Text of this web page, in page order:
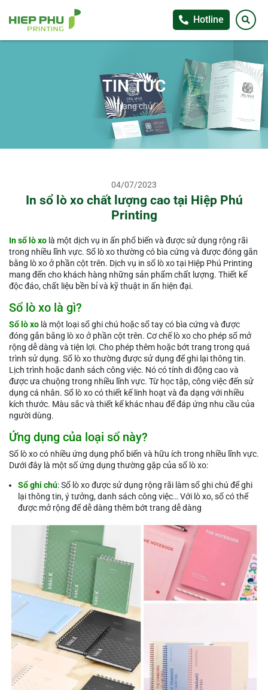
Hotline
TIN TỨC
Trang chủ
04/07/2023
In sổ lò xo chất lượng cao tại Hiệp Phú
Printing
In sổ lò xo là một dịch vụ in ấn phổ biến và được sử dụng rộng rãi
trong nhiều lĩnh vực. Sổ lò xo thường có bìa cứng và được đóng gắn
bằng lò xo ở phần cột trên. Dịch vụ in sổ lò xo tại Hiệp Phú Printing
mang đến cho khách hàng những sản phẩm chất lượng. Thiết kế
độc đáo, chất liệu bền bỉ và kỹ thuật in ấn hiện đại.
Sổ lò xo là gì?
Sổ lò xo là một loại sổ ghi chú hoặc sổ tay có bìa cứng và được
đóng gắn bằng lò xo ở phần cột trên. Cơ chế lò xo cho phép sổ mở
rộng dễ dàng và tiện lợi. Cho phép thêm hoặc bớt trang trong quá
trình sử dụng. Sổ lò xo thường được sử dụng để ghi lại thông tin.
Lịch trình hoặc danh sách công việc. Nó có tính di động cao và
được ưa chuộng trong nhiều lĩnh vực. Từ học tập, công việc đến sử
dụng cá nhân. Sổ lò xo có thiết kế linh hoạt và đa dạng với nhiều
kích thước. Màu sắc và thiết kế khác nhau để đáp ứng nhu cầu của
người dùng.
Ứng dụng của loại sổ này?
Sổ lò xo có nhiều ứng dụng phổ biến và hữu ích trong nhiều lĩnh vực.
Dưới đây là một số ứng dụng thường gặp của sổ lò xo:
Sổ ghi chú: Sổ lò xo được sử dụng rộng rãi làm sổ ghi chú để ghi
lại thông tin, ý tưởng, danh sách công việc… Với lò xo, sổ có thể
được mở rộng để dễ dàng thêm bớt trang dễ dàng